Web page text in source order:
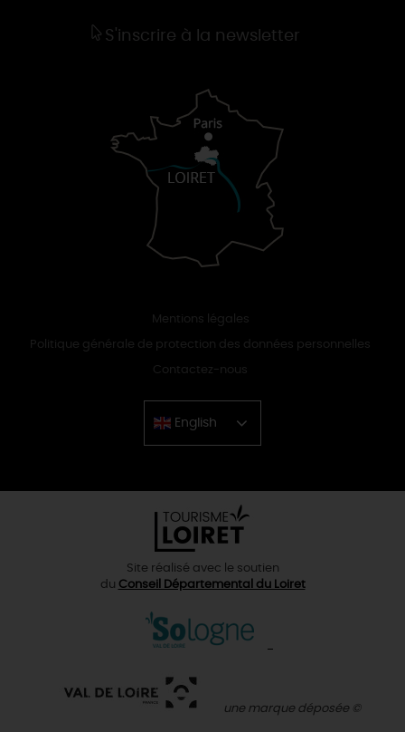
S'inscrire à la newsletter
Mentions légales
Politique générale de protection des données personnelles
Contactez-nous
English
Chinese
Site réalisé avec le soutien
du Conseil Départemental du Loiret
une marque déposée ©